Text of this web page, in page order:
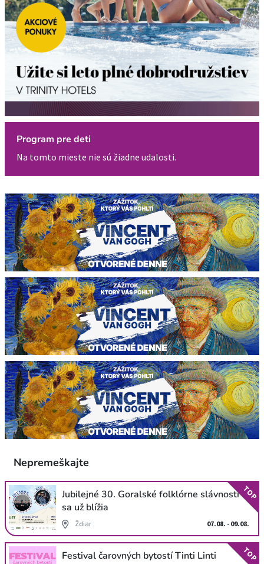
Program pre deti
Na tomto mieste nie sú žiadne udalosti.
Nepremeškajte
Jubilejné 30. Goralské folklórne slávnosti
sa už blížia
Ždiar 07.08. - 09.08.
TOP
Festival čarovných bytostí Tinti Linti TOP